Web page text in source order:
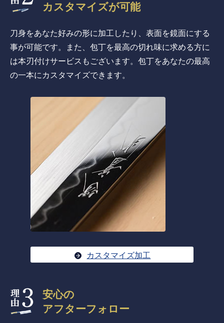
カスタマイズが可能
刀身をあなた好みの形に加工したり、表面を鏡面にする
事が可能です。また、包丁を最高の切れ味に求める方に
は本刃付けサービスもございます。包丁をあなたの最高
の一本にカスタマイズできます。
カスタマイズ加工
安心の
アフターフォロー